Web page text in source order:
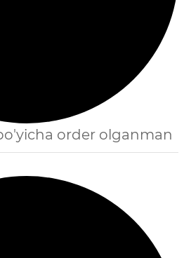
order olganman